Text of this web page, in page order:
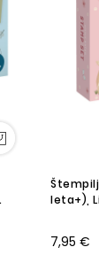
leta+),
7,95 €